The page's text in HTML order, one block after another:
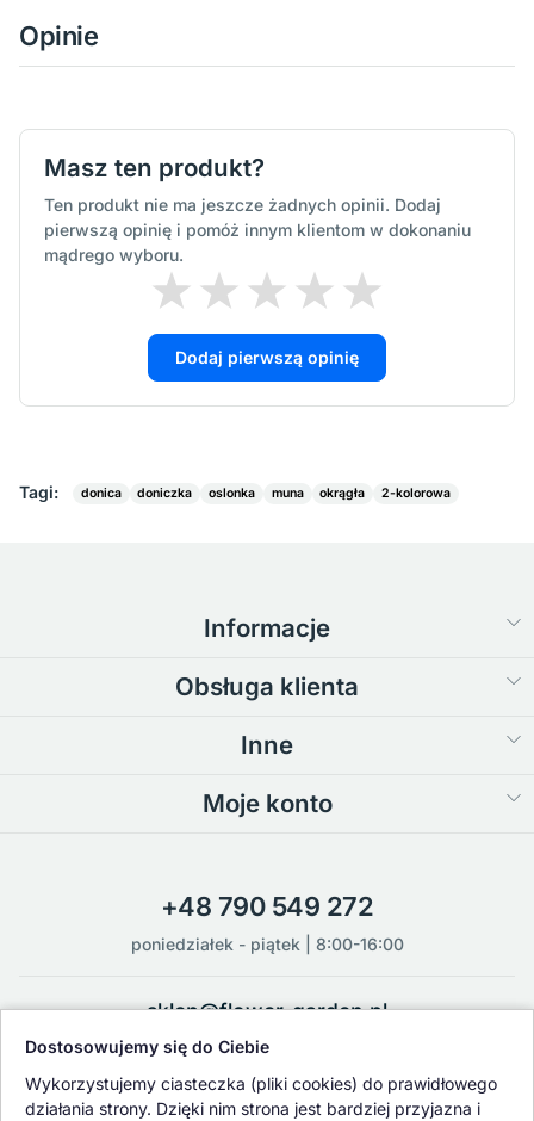
Opinie
Masz ten produkt?
Ten produkt nie ma jeszcze żadnych opinii. Dodaj
pierwszą opinię i pomóż innym klientom w dokonaniu
mądrego wyboru.
Dodaj pierwszą opinię
Tagi: donica doniczka oslonka muna okrągła 2-kolorowa
Informacje
Obsługa klienta
Inne
Moje konto
+48 790 549 272
poniedziałek - piątek | 8:00-16:00
sklep@flower-garden.pl
Oferowane przez nas rośliny i nasiona podlegają regularnej ścisłej
kontroli jakości oraz kontroli zdrowotnej przeprowadzanej przez
Dostosowujemy się do Ciebie
Wykorzystujemy ciasteczka (pliki cookies) do prawidłowego
działania strony. Dzięki nim strona jest bardziej przyjazna i